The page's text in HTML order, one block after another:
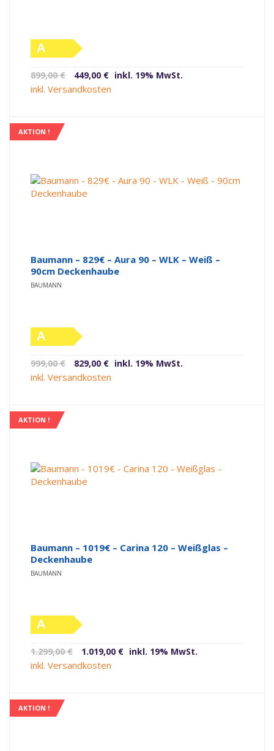
A
Label)
899,00€
Ursprünglicher
Preis
449,00 € Aktueller
inkl. 19% MwSt.
inkl. Versandkosten
AKTION !
Baumann – 829€ – Aura 90 – WLK – Weiß –
90cm Deckenhaube
BAUMANN
A
Label)
999,00€
Ursprünglicher
Preis
829,00 € Aktueller
inkl. 19% MwSt.
inkl. Versandkosten
AKTION !
Baumann – 1019€ – Carina 120 – Weißglas –
Deckenhaube
BAUMANN
A
Label)
1.299,00€
Ursprünglicher
Preis
1.019,00 € Aktueller
inkl. 19% MwSt.
inkl. Versandkosten
AKTION !